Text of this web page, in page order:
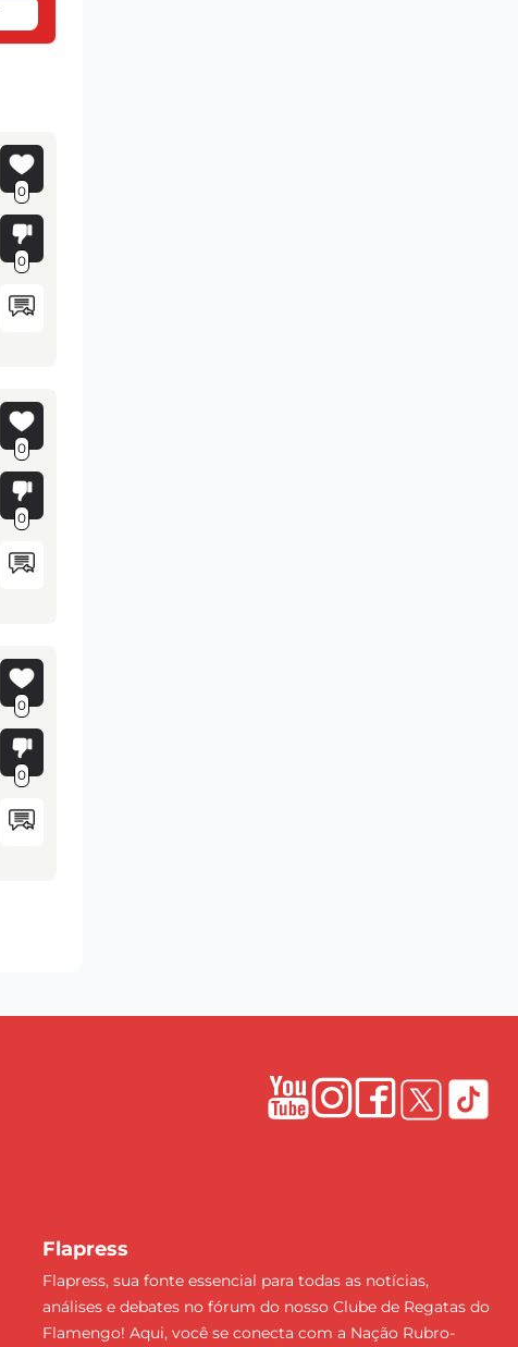
0
0
0
0
0
0
Flapress
Flapress, sua fonte essencial para todas as notícias,
análises e debates no fórum do nosso Clube de Regatas do
Flamengo! Aqui, você se conecta com a Nação Rubro-